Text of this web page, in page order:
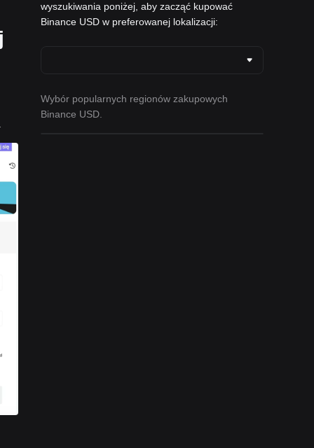
wyszukiwania poniżej, aby zacząć kupować
Binance USD w preferowanej lokalizacji:
Wybór popularnych regionów zakupowych
Binance USD.